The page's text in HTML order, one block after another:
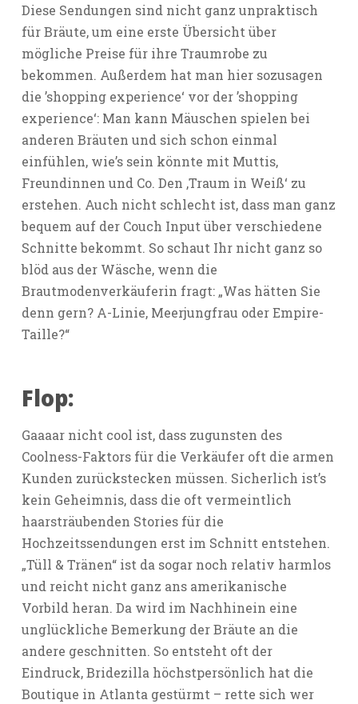
Diese Sendungen sind nicht ganz unpraktisch
für Bräute, um eine erste Übersicht über
mögliche Preise für ihre Traumrobe zu
bekommen. Außerdem hat man hier sozusagen
die ’shopping experience‘ vor der ’shopping
experience‘: Man kann Mäuschen spielen bei
anderen Bräuten und sich schon einmal
einfühlen, wie’s sein könnte mit Muttis,
Freundinnen und Co. Den ‚Traum in Weiß‘ zu
erstehen. Auch nicht schlecht ist, dass man ganz
bequem auf der Couch Input über verschiedene
Schnitte bekommt. So schaut Ihr nicht ganz so
blöd aus der Wäsche, wenn die
Brautmodenverkäuferin fragt: „Was hätten Sie
denn gern? A-Linie, Meerjungfrau oder Empire-
Taille?“
Flop:
Gaaaar nicht cool ist, dass zugunsten des
Coolness-Faktors für die Verkäufer oft die armen
Kunden zurückstecken müssen. Sicherlich ist’s
kein Geheimnis, dass die oft vermeintlich
haarsträubenden Stories für die
Hochzeitssendungen erst im Schnitt entstehen.
„Tüll & Tränen“ ist da sogar noch relativ harmlos
und reicht nicht ganz ans amerikanische
Vorbild heran. Da wird im Nachhinein eine
unglückliche Bemerkung der Bräute an die
andere geschnitten. So entsteht oft der
Eindruck, Bridezilla höchstpersönlich hat die
Boutique in Atlanta gestürmt – rette sich wer